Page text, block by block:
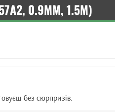
0.9ММ, 1.5М)
без сюрпризів.